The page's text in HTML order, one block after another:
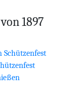
1897
Schützenfest